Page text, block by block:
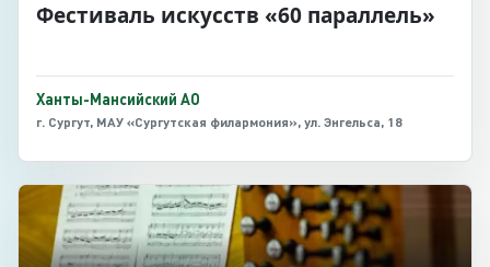
Фестиваль искусств «60 параллель»
Ханты-Мансийский АО
г. Сургут, МАУ «Сургутская филармония», ул. Энгельса, 18